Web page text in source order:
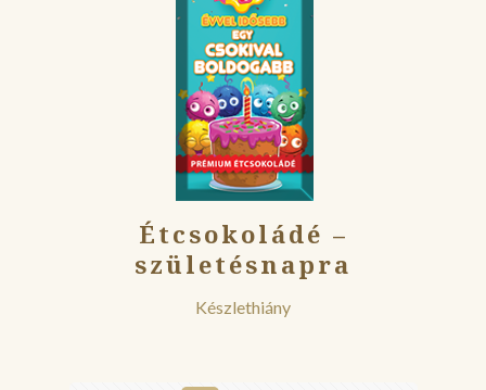
Étcsokoládé –
születésnapra
Készlethiány